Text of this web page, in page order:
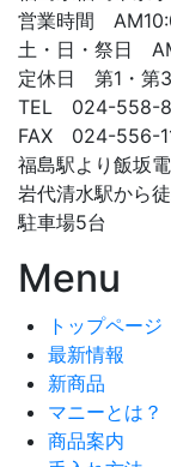
営業時間
土・日・祭日
定休日 第1・
TEL 024-558-
FAX 024-556-
福島駅より飯坂
岩代清水駅から
駐車場5台
Menu
トップページ
最新情報
新商品
マニーとは？
商品案内